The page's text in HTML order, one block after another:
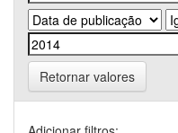
Retornar valores